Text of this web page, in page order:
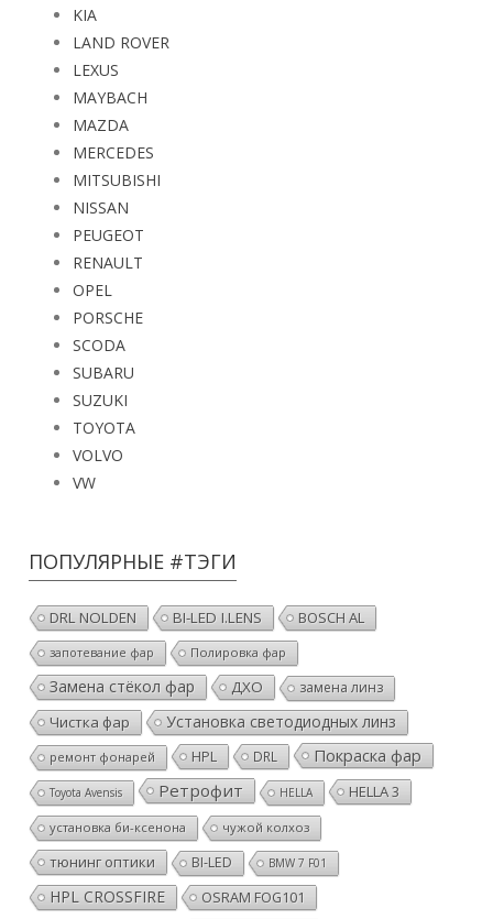
KIA
LAND ROVER
LEXUS
MAYBACH
MAZDA
MERCEDES
MITSUBISHI
NISSAN
PEUGEOT
RENAULT
OPEL
PORSCHE
SCODA
SUBARU
SUZUKI
TOYOTA
VOLVO
VW
ПОПУЛЯРНЫЕ #ТЭГИ
DRL NOLDEN BI-LED I.LENS BOSCH AL
запотевание фар Полировка фар
Замена стёкол фар ДХО замена линз
Чистка фар Установка светодиодных линз
ремонт фонарей HPL DRL Покраска фар
Toyota Avensis Ретрофит HELLA HELLA 3
установка би-ксенона чужой колхоз
тюнинг оптики BI-LED BMW 7 F01
HPL CROSSFIRE OSRAM FOG101